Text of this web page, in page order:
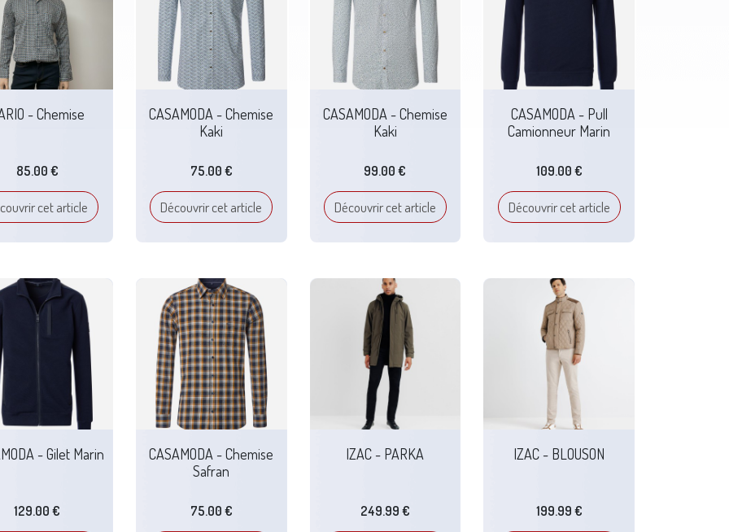
- Chemise
85.00 €
cet article
CASAMODA - Chemise
Kaki
75.00 €
Découvrir cet article
CASAMODA - Chemise
Kaki
99.00 €
Découvrir cet article
CASAMODA - Pull
Camionneur Marin
109.00 €
Découvrir cet article
- Gilet Marin
129.00 €
CASAMODA - Chemise
Safran
75.00 €
IZAC - PARKA
249.99 €
IZAC - BLOUSON
199.99 €